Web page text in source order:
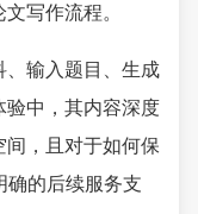
写作流程。
、输入题目、生成
验中，其内容深度
，且对于如何保
确的后续服务支